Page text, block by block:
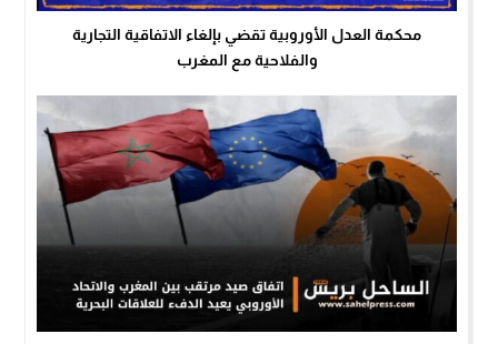
محكمة العدل الأوروبية تقضي بإلغاء الاتفاقية التجارية
والفلاحية مع المغرب